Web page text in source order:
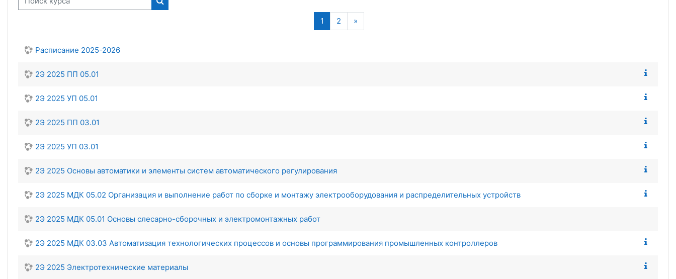
Поиск курса
Поиск курса
1 (текущая)
2 »Следующая страница
Расписание 2025-2026
2Э 2025 ПП 05.01
2Э 2025 УП 05.01
2Э 2025 ПП 03.01
2Э 2025 УП 03.01
2Э 2025 Основы автоматики и элементы систем автоматического регулирования
2Э 2025 МДК 05.02 Организация и выполнение работ по сборке и монтажу электрооборудования и распределительных устройств
2Э 2025 МДК 05.01 Основы слесарно-сборочных и электромонтажных работ
2Э 2025 МДК 03.03 Автоматизация технологических процессов и основы программирования промышленных контроллеров
2Э 2025 Электротехнические материалы